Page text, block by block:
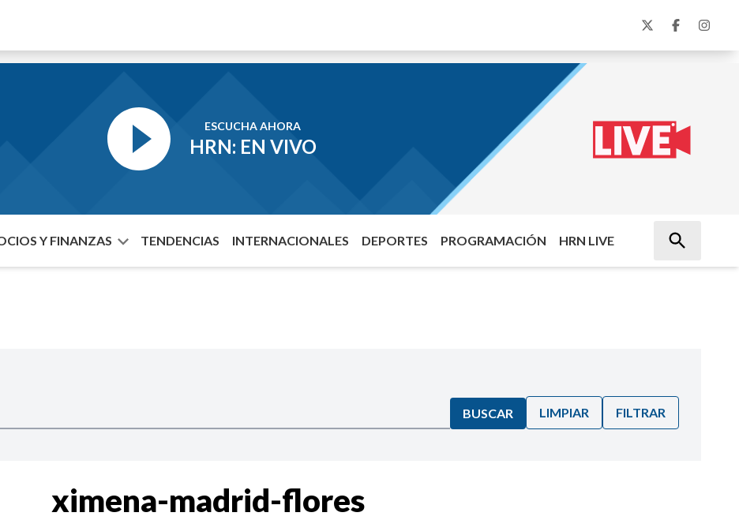
ESCUCHA AHORA
HRN: EN VIVO
Y FINANZAS TENDENCIAS INTERNACIONALES DEPORTES PROGRAMACIÓN HRN LIVE
BUSCAR LIMPIAR FILTRAR
ximena-madrid-flores